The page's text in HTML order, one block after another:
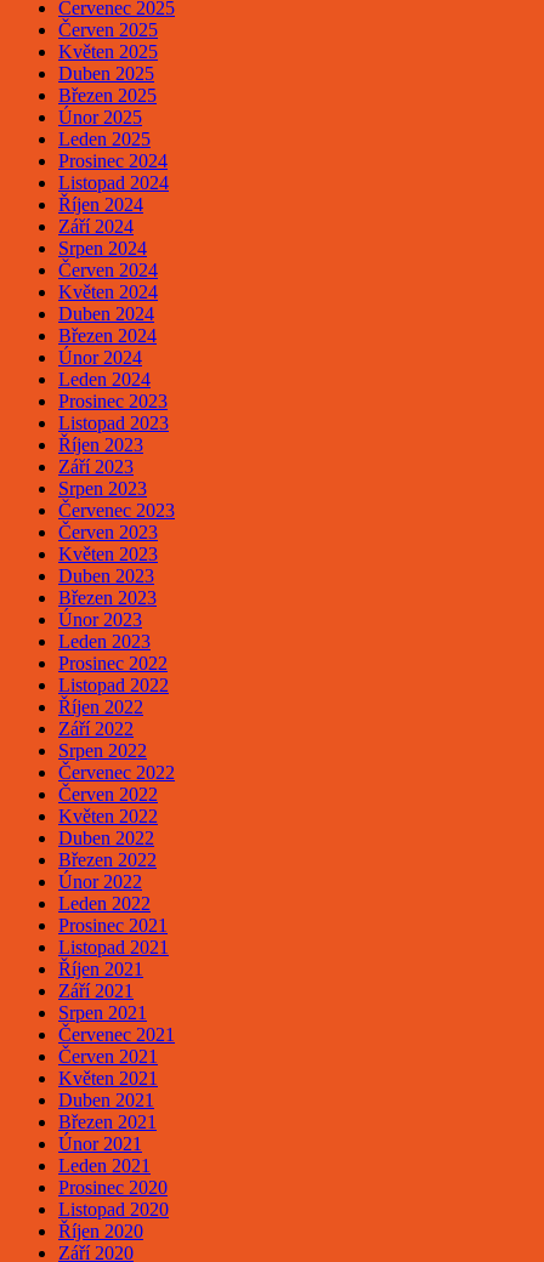
Červenec 2025
Červen 2025
Květen 2025
Duben 2025
Březen 2025
Únor 2025
Leden 2025
Prosinec 2024
Listopad 2024
Říjen 2024
Září 2024
Srpen 2024
Červen 2024
Květen 2024
Duben 2024
Březen 2024
Únor 2024
Leden 2024
Prosinec 2023
Listopad 2023
Říjen 2023
Září 2023
Srpen 2023
Červenec 2023
Červen 2023
Květen 2023
Duben 2023
Březen 2023
Únor 2023
Leden 2023
Prosinec 2022
Listopad 2022
Říjen 2022
Září 2022
Srpen 2022
Červenec 2022
Červen 2022
Květen 2022
Duben 2022
Březen 2022
Únor 2022
Leden 2022
Prosinec 2021
Listopad 2021
Říjen 2021
Září 2021
Srpen 2021
Červenec 2021
Červen 2021
Květen 2021
Duben 2021
Březen 2021
Únor 2021
Leden 2021
Prosinec 2020
Listopad 2020
Říjen 2020
Září 2020